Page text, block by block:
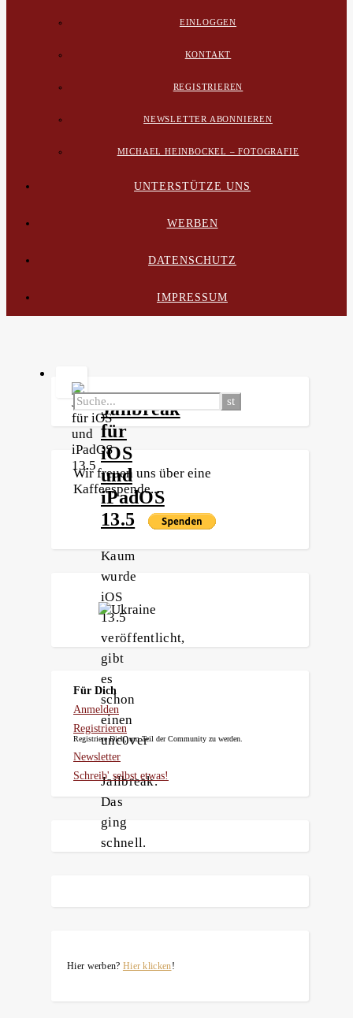
EINLOGGEN
KONTAKT
REGISTRIEREN
NEWSLETTER ABONNIEREN
MICHAEL HEINBOCKEL – FOTOGRAFIE
UNTERSTÜTZE UNS
WERBEN
DATENSCHUTZ
IMPRESSUM
Jailbreak
für
iOS
und
iPadOS
13.5
Kaum
wurde
iOS
13.5
veröffentlicht,
gibt
es
schon
einen
unc0ver
–
Jailbreak.
Das
ging
schnell.
Wir freuen uns über eine
Kaffeespende...
Für Dich
Anmelden
Registrieren
Registriere Dich, um Teil der Community zu werden.
Newsletter
Schreib' selbst etwas!
Hier werben? Hier klicken!